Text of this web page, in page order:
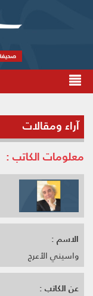
آراء ومقالات
معلومات الكاتب :
الاسم :
واسيني الأعرج
عن الكاتب :